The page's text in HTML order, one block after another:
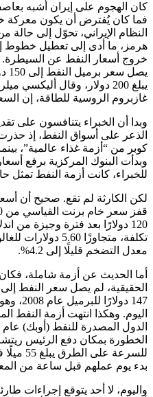
كان الهجوم على إيران أشبه
فما كان يُفترض أن يكون معركة
النظام الإيراني، تحوّل إلى
هرمز، ما أدى إلى تعطيل خطوط
خروج أسعار النفط عن
يبلغ 200 دولار، وقال
غازبروم الروسية للطاقة، إن السعر قد
وبدا أن الخبراء يتنافسون على
الذعر على أسواق النفط، إذ حذرت
كوبر من “أزمة غذاء عالمية”،
وبدأت البنوك المركزية برفع
للخبراء، كانت أزمة النفط تمثل
لكن الكارثة لم تقع. صحيح أن
120 دولارًا بعد فترة وجيزة من
تكلفة، متجاوزًا
معدل التضخم قليلًا إلى 4.2%.
أما الحديث عن أزمة شاملة،
الحقيقية، لم يصل سعر النفط إلى
اليوم. وهكذا انتهت أزمة النفط
الخطورة بمكان دفع الرئيس
للسرعة
بدء يوم عملهم قبل ساعة من
واليوم، لا أحد يتوقع إجراءات